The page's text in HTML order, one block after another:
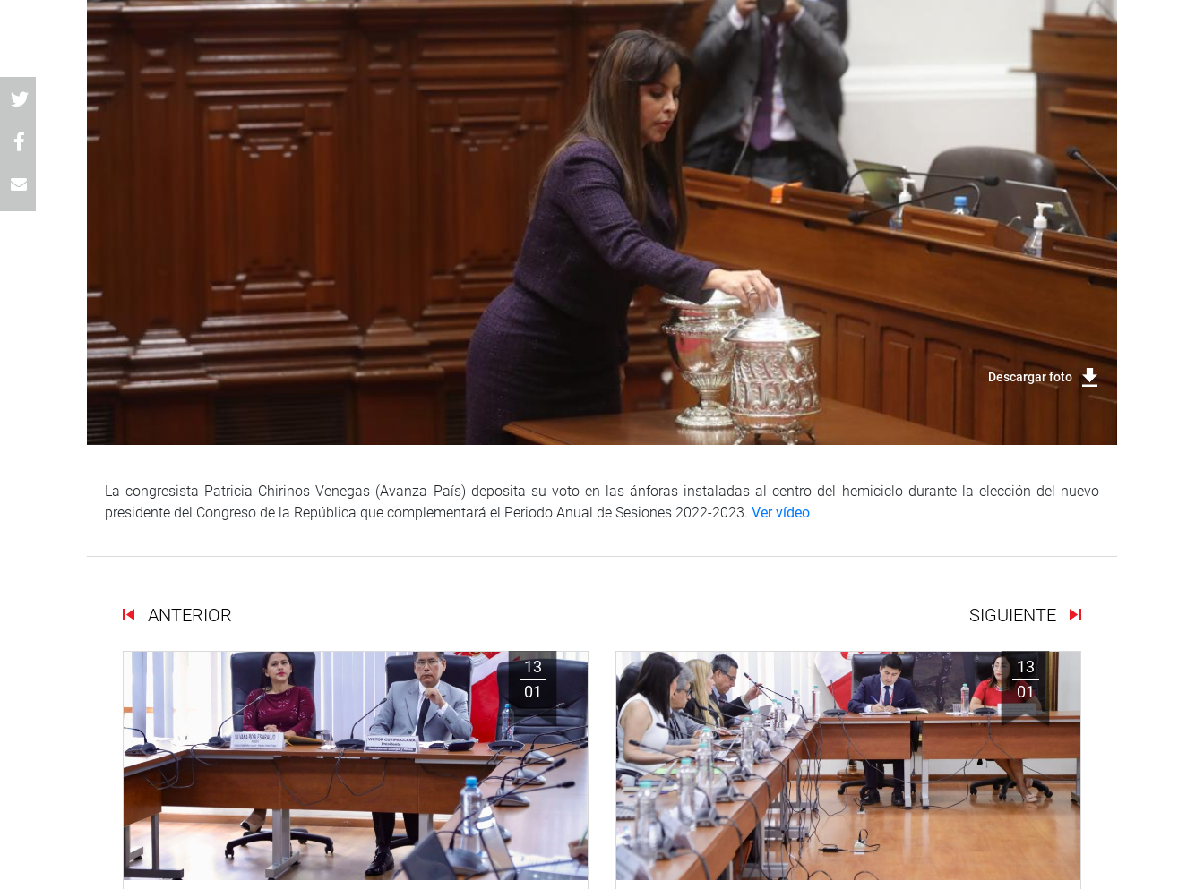
Descargar foto
La congresista Patricia Chirinos Venegas (Avanza País) deposita su voto en las ánforas instaladas al centro del hemiciclo durante la elección del nuevo
presidente del Congreso de la República que complementará el Periodo Anual de Sesiones 2022-2023. Ver vídeo
ANTERIOR SIGUIENTE
13
01
13
01